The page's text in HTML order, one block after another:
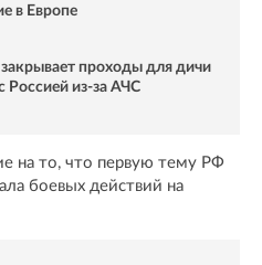
в Европе
проходы для дичи
Россией из-за АЧС
на то, что первую тему РФ
боевых действий на